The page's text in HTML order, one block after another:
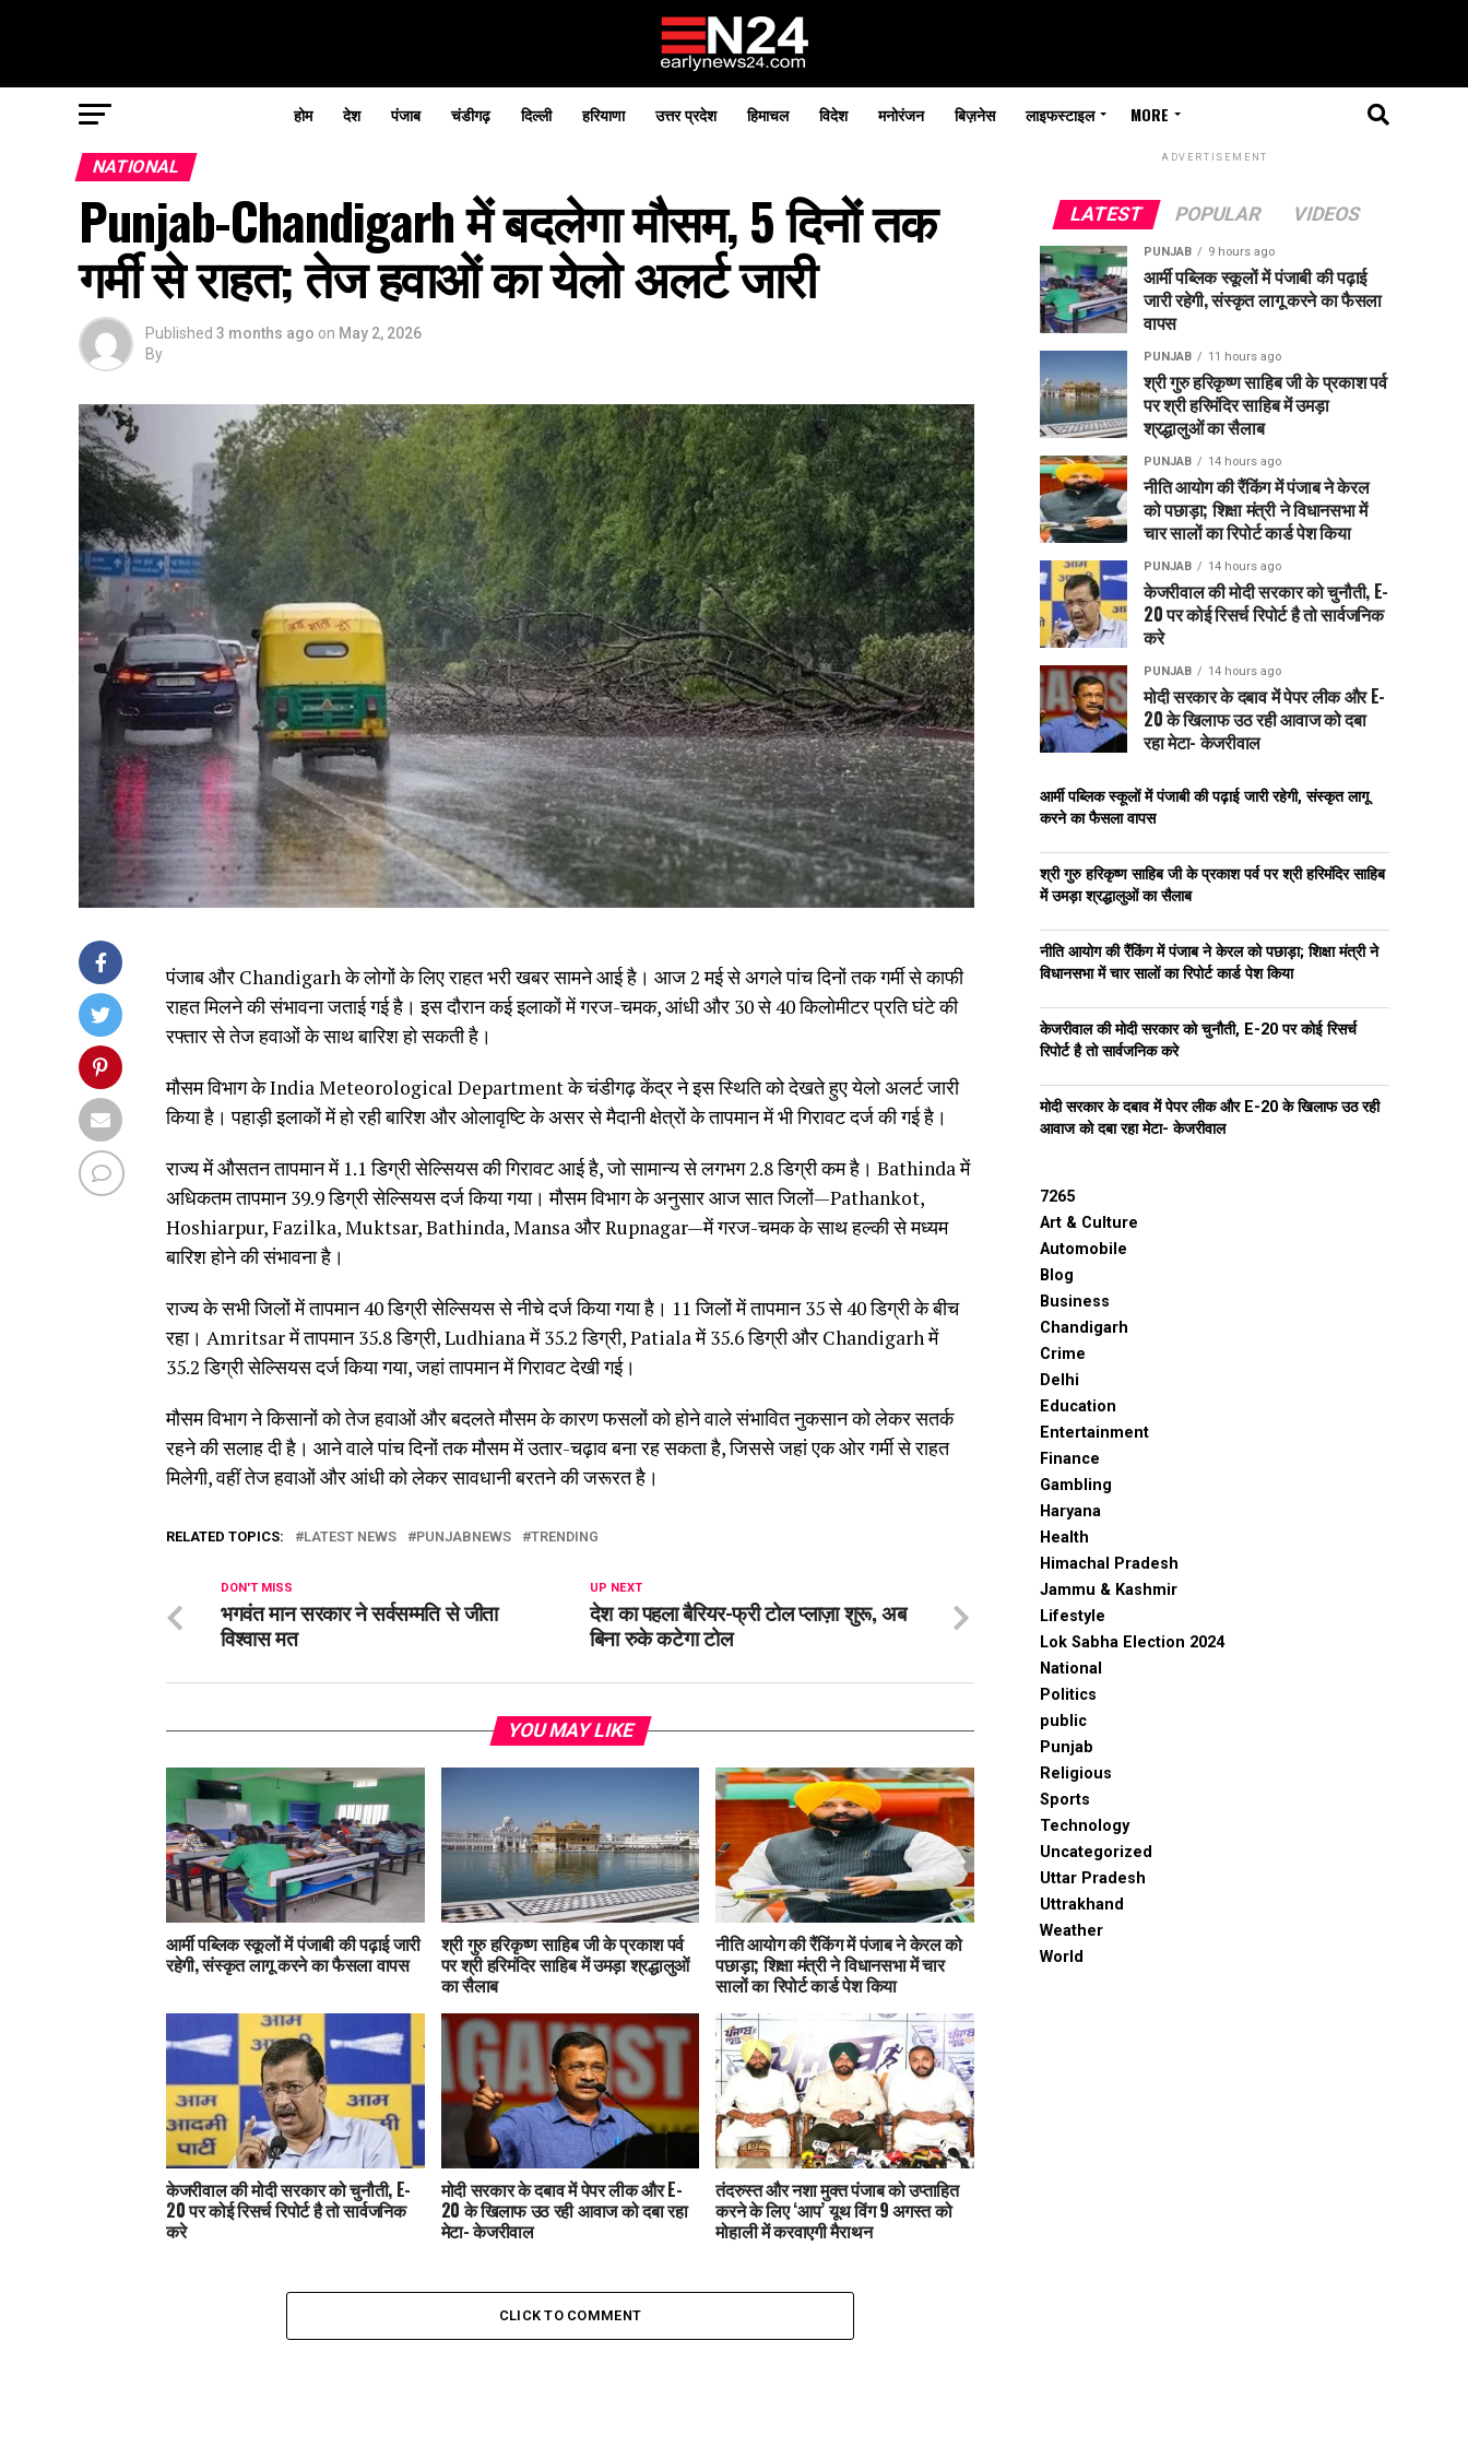
होम देश पंजाब चंडीगढ़ दिल्ली हरियाणा उत्तर प्रदेश हिमाचल विदेश मनोरंजन बिज़नेस लाइफस्टाइल MORE
NATIONAL
Punjab-Chandigarh में बदलेगा मौसम, 5 दिनों तक
गर्मी से राहत; तेज हवाओं का येलो अलर्ट जारी
Published 3 months ago on May 2, 2026
By
पंजाब और Chandigarh के लोगों के लिए राहत भरी खबर सामने आई है। आज 2 मई से अगले पांच दिनों तक गर्मी से काफी
राहत मिलने की संभावना जताई गई है। इस दौरान कई इलाकों में गरज-चमक, आंधी और 30 से 40 किलोमीटर प्रति घंटे की
रफ्तार से तेज हवाओं के साथ बारिश हो सकती है।
मौसम विभाग के India Meteorological Department के चंडीगढ़ केंद्र ने इस स्थिति को देखते हुए येलो अलर्ट जारी
किया है। पहाड़ी इलाकों में हो रही बारिश और ओलावृष्टि के असर से मैदानी क्षेत्रों के तापमान में भी गिरावट दर्ज की गई है।
राज्य में औसतन तापमान में 1.1 डिग्री सेल्सियस की गिरावट आई है, जो सामान्य से लगभग 2.8 डिग्री कम है। Bathinda में
अधिकतम तापमान 39.9 डिग्री सेल्सियस दर्ज किया गया। मौसम विभाग के अनुसार आज सात जिलों—Pathankot,
Hoshiarpur, Fazilka, Muktsar, Bathinda, Mansa और Rupnagar—में गरज-चमक के साथ हल्की से मध्यम
बारिश होने की संभावना है।
राज्य के सभी जिलों में तापमान 40 डिग्री सेल्सियस से नीचे दर्ज किया गया है। 11 जिलों में तापमान 35 से 40 डिग्री के बीच
रहा। Amritsar में तापमान 35.8 डिग्री, Ludhiana में 35.2 डिग्री, Patiala में 35.6 डिग्री और Chandigarh में
35.2 डिग्री सेल्सियस दर्ज किया गया, जहां तापमान में गिरावट देखी गई।
मौसम विभाग ने किसानों को तेज हवाओं और बदलते मौसम के कारण फसलों को होने वाले संभावित नुकसान को लेकर सतर्क
रहने की सलाह दी है। आने वाले पांच दिनों तक मौसम में उतार-चढ़ाव बना रह सकता है, जिससे जहां एक ओर गर्मी से राहत
मिलेगी, वहीं तेज हवाओं और आंधी को लेकर सावधानी बरतने की जरूरत है।
RELATED TOPICS: LATEST NEWS PUNJABNEWS TRENDING
UP NEXT
देश का पहला बैरियर-फ्री टोल प्लाज़ा शुरू, अब
बिना रुके कटेगा टोल
DON'T MISS
भगवंत मान सरकार ने सर्वसम्मति से जीता
विश्वास मत
YOU MAY LIKE
आर्मी पब्लिक स्कूलों में पंजाबी की पढ़ाई जारी
रहेगी, संस्कृत लागू करने का फैसला वापस
श्री गुरु हरिकृष्ण साहिब जी के प्रकाश पर्व
पर श्री हरिमंदिर साहिब में उमड़ा श्रद्धालुओं
का सैलाब
नीति आयोग की रैंकिंग में पंजाब ने केरल को
पछाड़ा; शिक्षा मंत्री ने विधानसभा में चार
सालों का रिपोर्ट कार्ड पेश किया
केजरीवाल की मोदी सरकार को चुनौती, E-
20 पर कोई रिसर्च रिपोर्ट है तो सार्वजनिक
करे
मोदी सरकार के दबाव में पेपर लीक और E-
20 के खिलाफ उठ रही आवाज को दबा रहा
मेटा- केजरीवाल
तंदरुस्त और नशा मुक्त पंजाब को उप्ताहित
करने के लिए ‘आप’ यूथ विंग 9 अगस्त को
मोहाली में करवाएगी मैराथन
CLICK TO COMMENT
ADVERTISEMENT
LATEST POPULAR VIDEOS
PUNJAB 9 hours ago
आर्मी पब्लिक स्कूलों में पंजाबी की पढ़ाई
जारी रहेगी, संस्कृत लागू करने का फैसला
वापस
PUNJAB 11 hours ago
श्री गुरु हरिकृष्ण साहिब जी के प्रकाश पर्व
पर श्री हरिमंदिर साहिब में उमड़ा
श्रद्धालुओं का सैलाब
PUNJAB 14 hours ago
नीति आयोग की रैंकिंग में पंजाब ने केरल
को पछाड़ा; शिक्षा मंत्री ने विधानसभा में
चार सालों का रिपोर्ट कार्ड पेश किया
PUNJAB 14 hours ago
केजरीवाल की मोदी सरकार को चुनौती, E-
20 पर कोई रिसर्च रिपोर्ट है तो सार्वजनिक
करे
PUNJAB 14 hours ago
मोदी सरकार के दबाव में पेपर लीक और E-
20 के खिलाफ उठ रही आवाज को दबा
रहा मेटा- केजरीवाल
आर्मी पब्लिक स्कूलों में पंजाबी की पढ़ाई जारी रहेगी, संस्कृत लागू
करने का फैसला वापस
श्री गुरु हरिकृष्ण साहिब जी के प्रकाश पर्व पर श्री हरिमंदिर साहिब
में उमड़ा श्रद्धालुओं का सैलाब
नीति आयोग की रैंकिंग में पंजाब ने केरल को पछाड़ा; शिक्षा मंत्री ने
विधानसभा में चार सालों का रिपोर्ट कार्ड पेश किया
केजरीवाल की मोदी सरकार को चुनौती, E-20 पर कोई रिसर्च
रिपोर्ट है तो सार्वजनिक करे
मोदी सरकार के दबाव में पेपर लीक और E-20 के खिलाफ उठ रही
आवाज को दबा रहा मेटा- केजरीवाल
7265
Art & Culture
Automobile
Blog
Business
Chandigarh
Crime
Delhi
Education
Entertainment
Finance
Gambling
Haryana
Health
Himachal Pradesh
Jammu & Kashmir
Lifestyle
Lok Sabha Election 2024
National
Politics
public
Punjab
Religious
Sports
Technology
Uncategorized
Uttar Pradesh
Uttrakhand
Weather
World